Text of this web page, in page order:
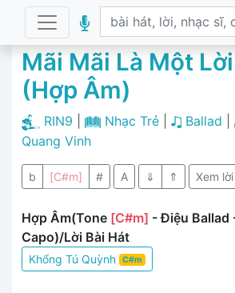
Mãi Mãi Là Một
(Hợp Âm)
RIN9 Nhạc Trẻ| Ballad
Quang Vinh
b [C#m] # A ⇓ ⇑ Xem lời
Hợp Âm(Tone [C#m] - Điệu Ballad
Capo)/Lời Bài Hát
Khổng Tú Quỳnh C#m